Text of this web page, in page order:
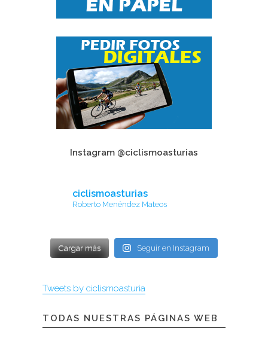
Instagram @ciclismoasturias
ciclismoasturias
Roberto Menéndez Mateos
Cargar más Seguir en Instagram
Tweets by ciclismoasturia
TODAS NUESTRAS PÁGINAS WEB